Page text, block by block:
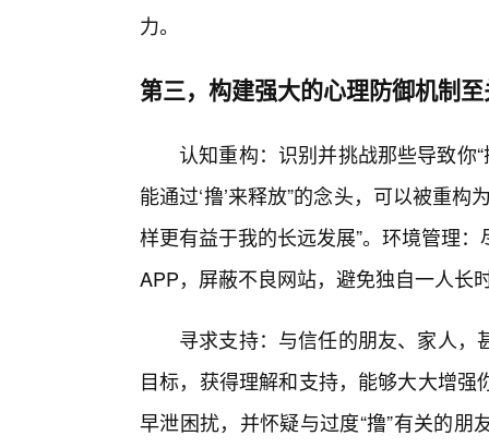
力。
第三，构建强大的心理防御机制
认知重构：识别并挑战那些导致你
能通过‘撸’来释放”的念头，可以被重
样更有益于我的长远发展”。环境管理
APP，屏蔽不良网站，避免独自一人长
寻求支持：与信任的朋友、家人
目标，获得理解和支持，能够大大增
早泄困扰，并怀疑与过度“撸”有关的